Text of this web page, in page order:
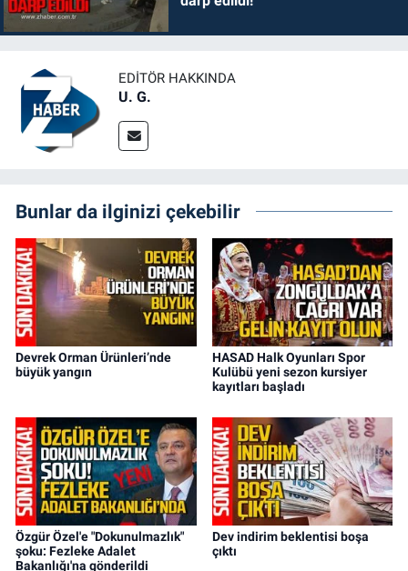
EDITÖR HAKKINDA
U. G.
Bunlar da ilginizi çekebilir
Devrek Orman Ürünleri’nde
büyük yangın
HASAD Halk Oyunları Spor
Kulübü yeni sezon kursiyer
kayıtları başladı
Özgür Özel'e "Dokunulmazlık"
şoku: Fezleke Adalet
Bakanlığı'na gönderildi
Dev indirim beklentisi boşa
çıktı